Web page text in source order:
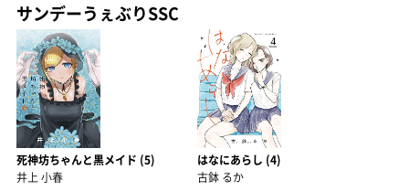
サンデーうぇぶりSSC
死神坊ちゃんと黒メイド (5)
井上 小春
はなにあらし (4)
古鉢 るか